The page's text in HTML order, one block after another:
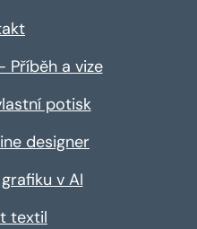
Příběh a vize
potisk
designer
v AI
textil